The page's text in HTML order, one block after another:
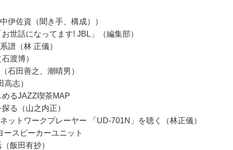
伊佐資（聞き手、構成））
世話になってます! JBL」（編集部）
譜（林 正儀）
渡博）
石田善之、潮晴男）
志）
るJAZZ喫茶MAP
る（山之内正）
ットワークプレーヤー 「UD-701N」を聴く（林正儀）
ースピーカーユニット
飯田有抄）